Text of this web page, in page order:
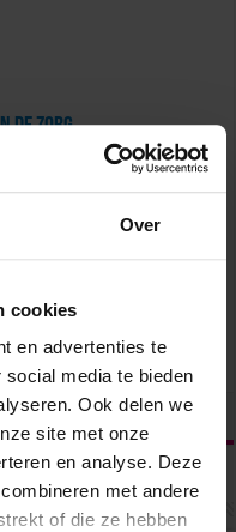
Over
cookies
en advertenties te
media te bieden
Ook delen we
site met onze
en analyse. Deze
met andere
of die ze hebben
de Zorg
Zorg